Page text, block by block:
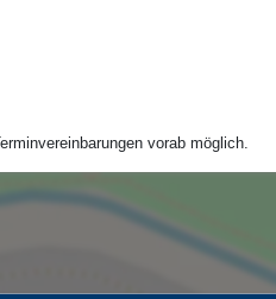
vorab möglich.